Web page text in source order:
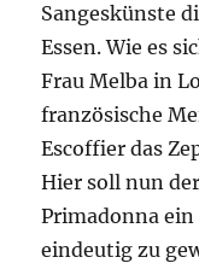
Sangeskünste
Essen. Wie es
Frau Melba in
französische
Escoffier das
Hier soll nun
Primadonna ein
eindeutig zu